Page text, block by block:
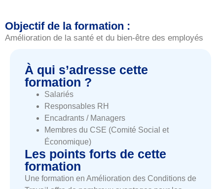
Objectif de la formation :
Amélioration de la santé et du bien-être des employés
À qui s’adresse cette
formation ?
Salariés
Responsables RH
Encadrants / Managers
Membres du CSE (Comité Social et
Économique)
Les points forts de cette
formation
Une formation en Amélioration des Conditions de